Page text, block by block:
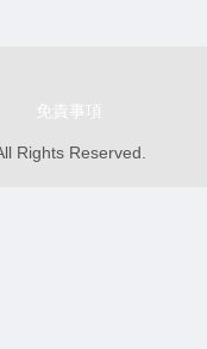
免責事項
Rights Reserved.